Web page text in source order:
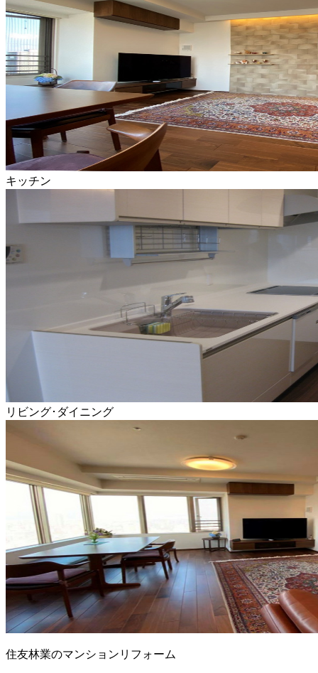
キッチン
リビング･ダイニング
住友林業のマンションリフォーム